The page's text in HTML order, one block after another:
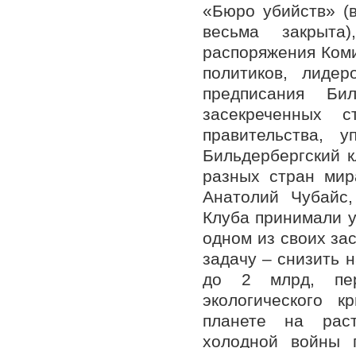
«Бюро убийств»
весьма
распоряжения
политиков,
предписания
засекреченных
Бильдербергский
разных стран
Анатолий
Клуба принимали
одном из своих
задачу – снизить
до 2 млрд,
экологического
планете на
холодной войны